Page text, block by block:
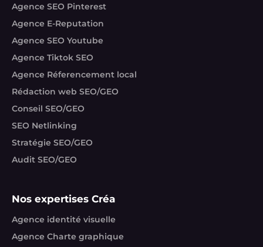
Agence SEO Pinterest
Agence E-Reputation
Agence SEO Youtube
Agence Tiktok SEO
Agence Réferencement local
Rédaction web SEO/GEO
Conseil SEO/GEO
SEO Netlinking
Stratégie SEO/GEO
Audit SEO/GEO
Nos expertises Créa
Agence identité visuelle
Agence Charte graphique